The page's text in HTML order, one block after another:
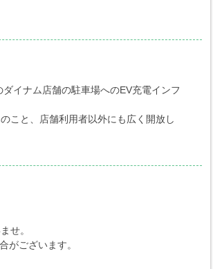
イナム店舗の駐車場へのEV充電インフ
こと、店舗利用者以外にも広く開放し
せ。
がございます。